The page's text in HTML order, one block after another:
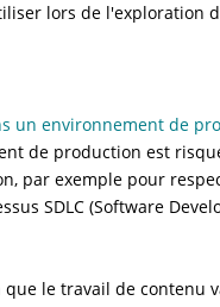
lors de l'exploration
un environnement de
de production est
par exemple pour
SDLC (Software
le travail de contenu